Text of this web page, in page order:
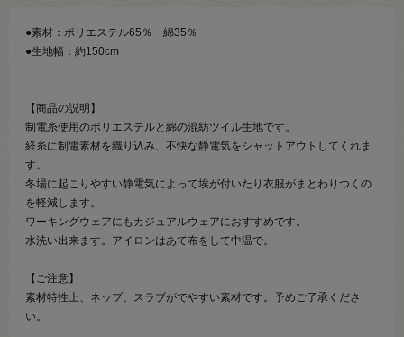
●素材：ポリエステル65％ 綿35％
●生地幅：約150cm
【商品の説明】
制電糸使用のポリエステルと綿の混紡ツイル生地です。
経糸に制電素材を織り込み、不快な静電気をシャットアウトしてくれま
す。
冬場に起こりやすい静電気によって埃が付いたり衣服がまとわりつくの
を軽減します。
ワーキングウェアにもカジュアルウェアにおすすめです。
水洗い出来ます。アイロンはあて布をして中温で。
【ご注意】
素材特性上、ネップ、スラブがでやすい素材です。予めご了承くださ
い。